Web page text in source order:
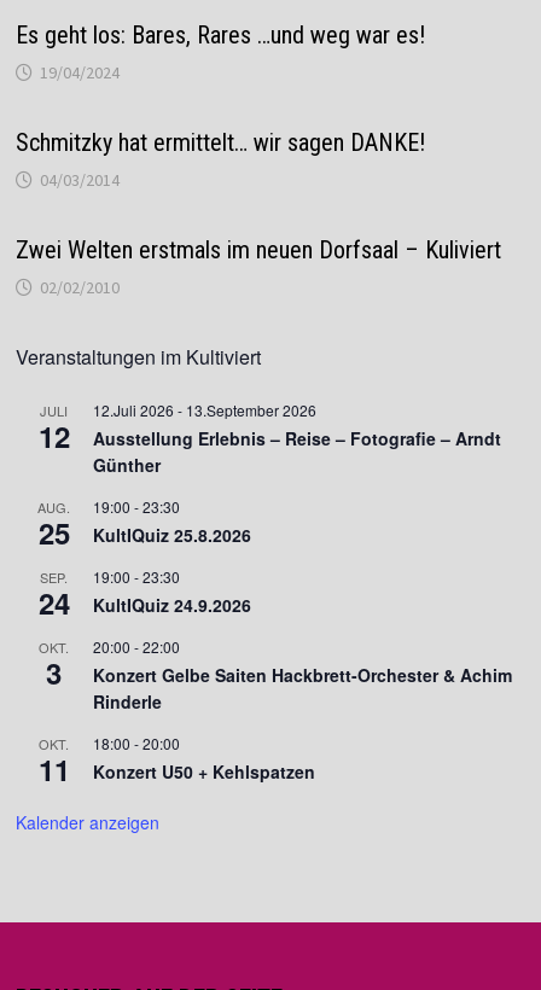
Es geht los: Bares, Rares …und weg war es!
19/04/2024
Schmitzky hat ermittelt… wir sagen DANKE!
04/03/2014
Zwei Welten erstmals im neuen Dorfsaal – Kuliviert
02/02/2010
Veranstaltungen im Kultiviert
JULI
12
12.Juli 2026 - 13.September 2026
Ausstellung Erlebnis – Reise – Fotografie – Arndt
Günther
AUG.
25
19:00 -23:30
KultIQuiz 25.8.2026
SEP.
24
19:00 -23:30
KultIQuiz 24.9.2026
OKT.
3
20:00 -22:00
Konzert Gelbe Saiten Hackbrett-Orchester & Achim
Rinderle
OKT.
11
18:00 -20:00
Konzert U50 + Kehlspatzen
Kalender anzeigen